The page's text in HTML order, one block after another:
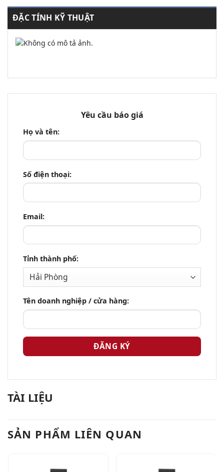
ĐẶC TÍNH KỸ THUẬT
Yêu cầu báo giá
Họ và tên:
Số điện thoại:
Email:
Tỉnh thành phố:
Tên doanh nghiệp / cửa hàng:
TÀI LIỆU
SẢN PHẨM LIÊN QUAN